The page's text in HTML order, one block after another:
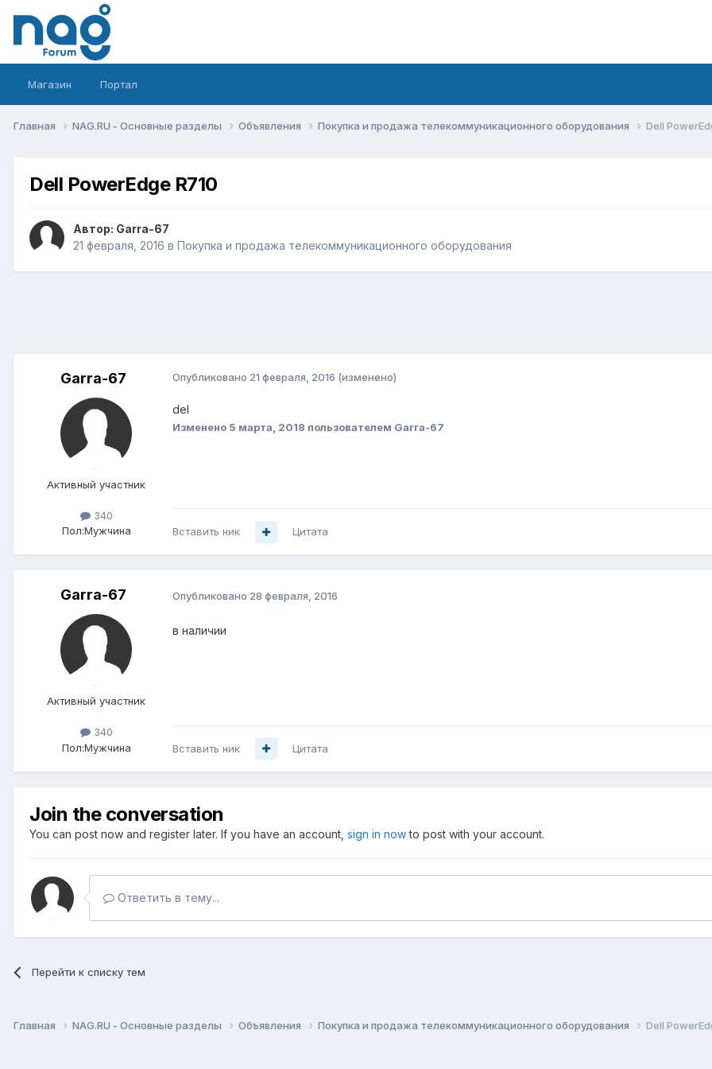
Магазин Портал
Главная NAG.RU - Основные разделы Объявления Покупка и продажа телекоммуникационного оборудования Dell
Dell PowerEdge R710
Автор: Garra-67
21 февраля, 2016 в Покупка и продажа телекоммуникационного оборудования
Garra-67
Активный участник
340
Пол:Мужчина
Опубликовано 21 февраля, 2016 (изменено)
del
Изменено 5 марта, 2018 пользователем Garra-67
Вставить ник Цитата
Garra-67
Активный участник
340
Пол:Мужчина
Опубликовано 28 февраля, 2016
в наличии
Вставить ник Цитата
Join the conversation
You can post now and register later. If you have an account, sign in nowto post with your account.
Ответить в тему...
Перейти к списку тем
Главная NAG.RU - Основные разделы Объявления Покупка и продажа телекоммуникационного оборудования Dell